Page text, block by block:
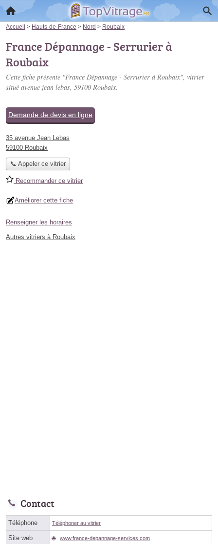
Accueil > Hauts-de-France > Nord > Roubaix
France Dépannage - Serrurier à
Roubaix
Cette fiche présente "France Dépannage - Serrurier à Roubaix", vitrier
situé avenue jean lebas, 59100 Roubaix.
Demande de devis en ligne
35 avenue Jean Lebas
59100 Roubaix
📞 Appeler ce vitrier
Recommander ce vitrier
Améliorer cette fiche
Renseigner les horaires
Autres vitriers à Roubaix
Contact
Téléphone Téléphoner au vitrier
Site web www.france-depannage-services.com